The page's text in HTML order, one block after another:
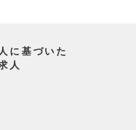
に基づいた
人